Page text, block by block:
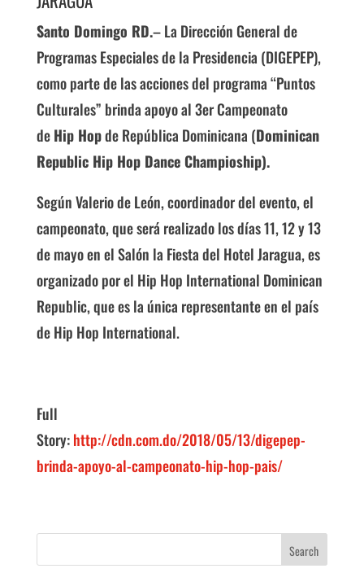
Santo Domingo RD.– La Dirección General de
Programas Especiales de la Presidencia (DIGEPEP),
como parte de las acciones del programa “Puntos
Culturales” brinda apoyo al 3er Campeonato
deHip Hopde República Dominicana (Dominican
Republic Hip Hop Dance Champioship).
Según Valerio de León, coordinador del evento, el
campeonato, que será realizado los días 11, 12 y 13
de mayo en el Salón la Fiesta del Hotel Jaragua, es
organizado por el Hip Hop International Dominican
Republic, que es la única representante en el país
de Hip Hop International.
Full
Story:http://cdn.com.do/2018/05/13/digepep-
brinda-apoyo-al-campeonato-hip-hop-pais/